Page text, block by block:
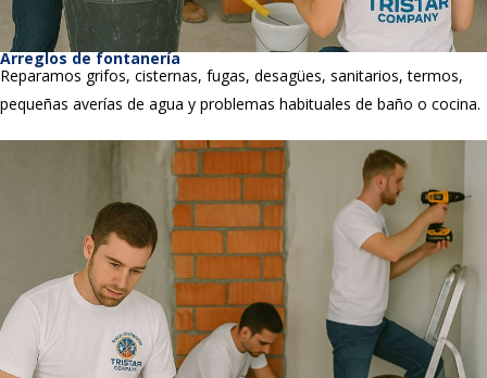
Arreglos de fontanería
Reparamos grifos, cisternas, fugas, desagües, sanitarios, termos,
pequeñas averías de agua y problemas habituales de baño o cocina.